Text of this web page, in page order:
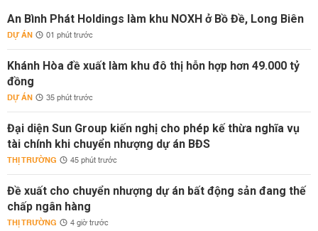
An Bình Phát Holdings làm khu NOXH ở Bồ Đề, Long Biên
DỰ ÁN 01 phút trước
Khánh Hòa đề xuất làm khu đô thị hỗn hợp hơn 49.000 tỷ
đồng
DỰ ÁN 35 phút trước
Đại diện Sun Group kiến nghị cho phép kế thừa nghĩa vụ
tài chính khi chuyển nhượng dự án BĐS
THỊ TRƯỜNG 45 phút trước
Đề xuất cho chuyển nhượng dự án bất động sản đang thế
chấp ngân hàng
THỊ TRƯỜNG 4 giờ trước